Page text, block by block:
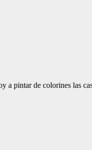
a pintar de colorines las